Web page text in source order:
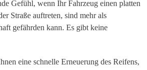
Gefühl, wenn Ihr Fahrzeug einen platten
Straße auftreten, sind mehr als
gefährden kann. Es gibt keine
eine schnelle Erneuerung des Reifens,